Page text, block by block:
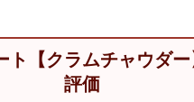
ト【クラムチャウダ
評価